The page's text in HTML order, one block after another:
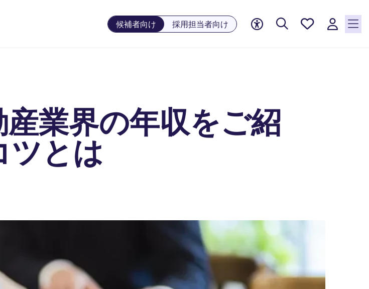
候補者向け 採用担当者向け
お気に
業界の年収をご紹
ツとは